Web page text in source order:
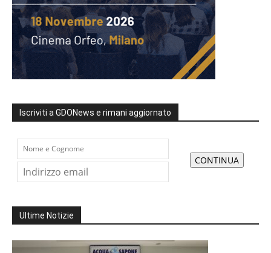
Iscriviti a GDONews e rimani aggiornato
Ultime Notizie